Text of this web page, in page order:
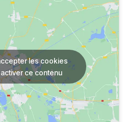
les cookies
ce contenu